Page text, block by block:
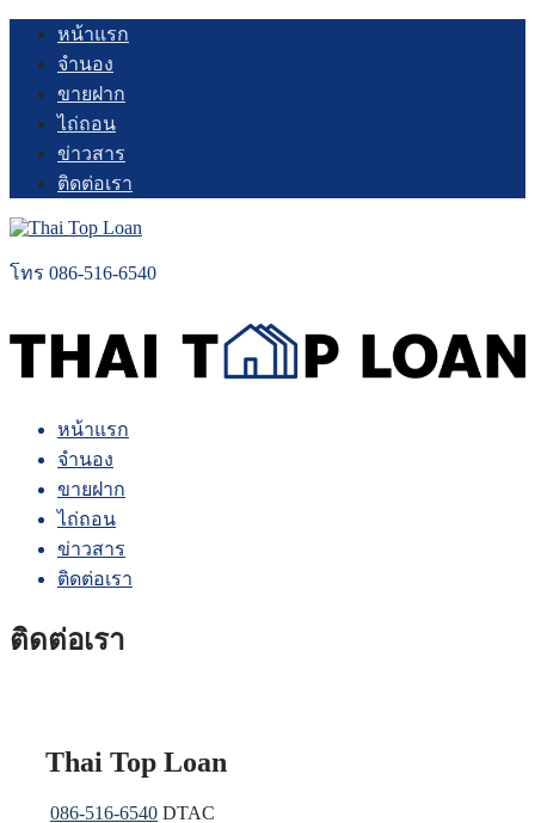
Skip
content
หน้าแรก
จำนอง
ขายฝาก
ไถ่ถอน
ข่าวสาร
ติดต่อเรา
โทร 086-516-6540
หน้าแรก
จำนอง
ขายฝาก
ไถ่ถอน
ข่าวสาร
ติดต่อเรา
ติดต่อเรา
Thai Top Loan
086-516-6540 DTAC